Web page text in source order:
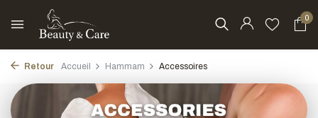
0
Retour Accueil Hammam Accessoires